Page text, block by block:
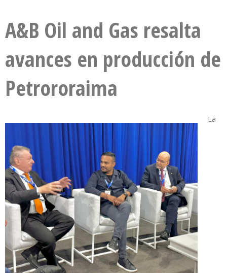
A&B Oil and Gas resalta
avances en producción de
Petrororaima
La